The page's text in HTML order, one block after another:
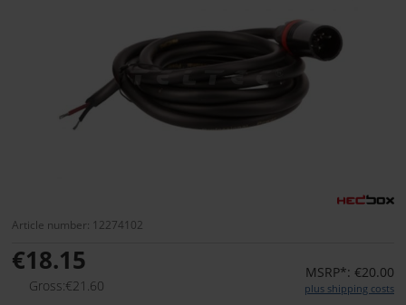
Article number: 12274102
€18.15
Gross:€21.60
MSRP*: €20.00
plus shipping costs